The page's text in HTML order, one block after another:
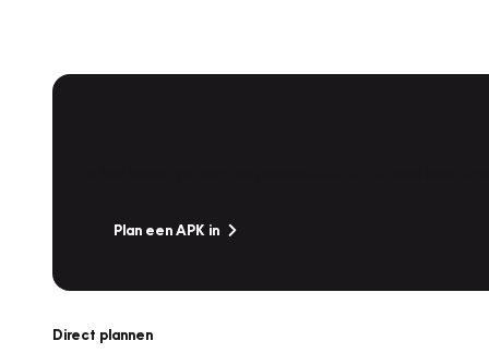
Plan een APK in
Direct plannen